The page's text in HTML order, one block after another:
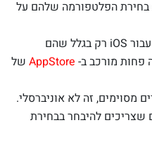
הפלטפורמה שלהם על
מאד שכיח לראות מישהו מתפתח עבור iOS רק בגלל שהם
פחות מורכב ב- AppStore של
מסוימים, זה לא אוניברסלי.
שצריכים להיבחר בבחירת